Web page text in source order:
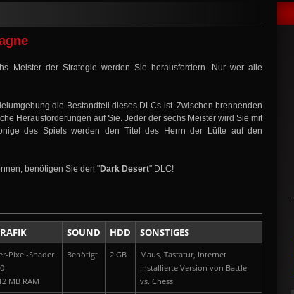
Meister der Strategie werden Sie herausfordern. Nur wer alle
die Bestandteil dieses DLCs ist. Zwischen brennenden
Herausforderungen auf Sie. Jeder der sechs Meister wird Sie mit
des Spiels werden den Titel des Herrn der Lüfte auf den
benötigen Sie den "Dark Desert" DLC!
SOUND HDD SONSTIGES
Pixel-Shader
MB RAM
Benötigt 2 GB
Maus, Tastatur, Internet
Installierte Version von Battle
vs. Chess